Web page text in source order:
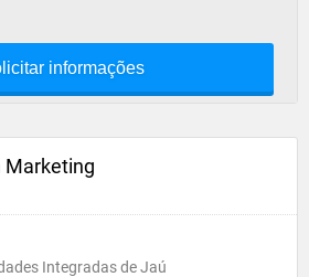
informações
Marketing
Integradas de Jaú